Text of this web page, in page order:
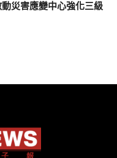
災害應變中心強化三級